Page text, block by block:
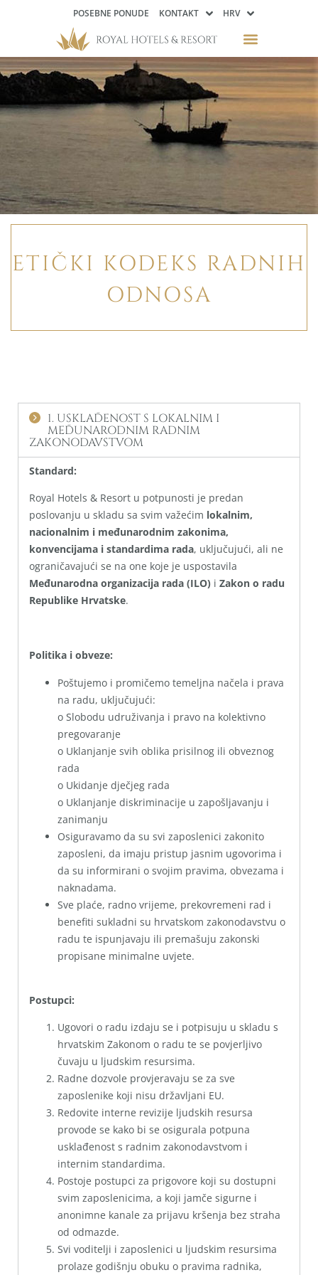
POSEBNE PONUDE KONTAKT HRV
ETIČKI KODEKS RADNIH
ODNOSA
1. USKLAĐENOST S LOKALNIM I
MEĐUNARODNIM RADNIM
ZAKONODAVSTVOM
Standard:
Royal Hotels & Resort u potpunosti je predan
poslovanju u skladu sa svim važećim lokalnim,
nacionalnim i međunarodnim zakonima,
konvencijama i standardima rada, uključujući, ali ne
ograničavajući se na one koje je uspostavila
Međunarodna organizacija rada (ILO) i Zakon o radu
Republike Hrvatske.
Politika i obveze:
Poštujemo i promičemo temeljna načela i prava
na radu, uključujući:
o Slobodu udruživanja i pravo na kolektivno
pregovaranje
o Uklanjanje svih oblika prisilnog ili obveznog
rada
o Ukidanje dječjeg rada
o Uklanjanje diskriminacije u zapošljavanju i
zanimanju
Osiguravamo da su svi zaposlenici zakonito
zaposleni, da imaju pristup jasnim ugovorima i
da su informirani o svojim pravima, obvezama i
naknadama.
Sve plaće, radno vrijeme, prekovremeni rad i
benefiti sukladni su hrvatskom zakonodavstvu o
radu te ispunjavaju ili premašuju zakonski
propisane minimalne uvjete.
Postupci:
Ugovori o radu izdaju se i potpisuju u skladu s
hrvatskim Zakonom o radu te se povjerljivo
čuvaju u ljudskim resursima.
Radne dozvole provjeravaju se za sve
zaposlenike koji nisu državljani EU.
Redovite interne revizije ljudskih resursa
provode se kako bi se osigurala potpuna
usklađenost s radnim zakonodavstvom i
internim standardima.
Postoje postupci za prigovore koji su dostupni
svim zaposlenicima, a koji jamče sigurne i
anonimne kanale za prijavu kršenja bez straha
od odmazde.
Svi voditelji i zaposlenici u ljudskim resursima
prolaze godišnju obuku o pravima radnika,